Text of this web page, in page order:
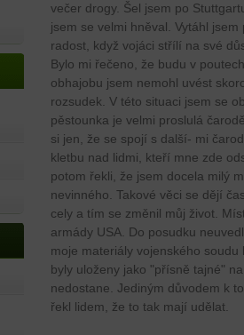
večer drogy. Šel jsem po
jsem se velmi hněval. Vytáhl
radost, když vojáci střílí na své
Bylo mi řečeno, že budu v
obhajobu jsem nemohl uvést
rozsudek. V této situaci jsem se
pěstounka je velmi proslulá
si jen, že se spojí s další- mi
kletbu nad lidmi, kteří mne zde
potom řekli, že jsem docela milý
nevinného. Takové věci se dějí
cely a tím se změnil můj život.
armády USA. Do posudku
moje materiály vojenského
byly uloženy jako "přísně tajné"
nedostane. Jediným důvodem k
řekl lidem, že to tak mají udělat.